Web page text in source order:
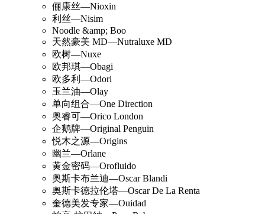
俪康丝—Nioxin
利丝—Nisim
Noodle &amp; Boo
天然豪美 MD—Nutraluxe MD
欧树—Nuxe
欧邦琪—Obagi
欧多利—Odori
玉兰油—Olay
单向组合—One Direction
奥睿可—Orico London
企鹅牌—Original Penguin
悦木之源—Origins
幽兰—Orlane
黄金密码—Orofluido
奥斯卡布兰迪—Oscar Blandi
奥斯卡德拉伦塔—Oscar De La Renta
奎德美发专家—Ouidad